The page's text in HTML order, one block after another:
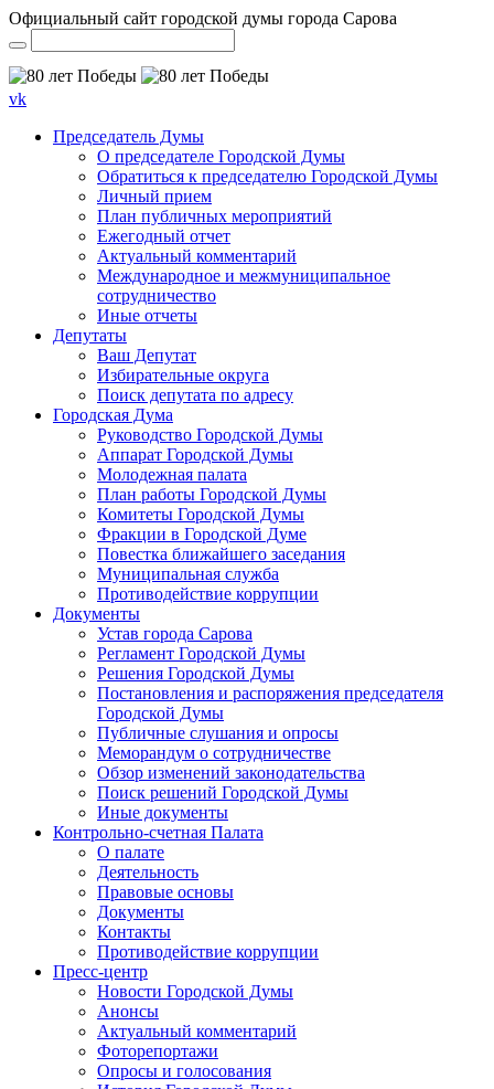
Официальный сайт городской думы города Сарова
vk
Председатель Думы
О председателе Городской Думы
Обратиться к председателю Городской Думы
Личный прием
План публичных мероприятий
Ежегодный отчет
Актуальный комментарий
Международное и межмуниципальное
сотрудничество
Иные отчеты
Депутаты
Ваш Депутат
Избирательные округа
Поиск депутата по адресу
Городская Дума
Руководство Городской Думы
Аппарат Городской Думы
Молодежная палата
План работы Городской Думы
Комитеты Городской Думы
Фракции в Городской Думе
Повестка ближайшего заседания
Муниципальная служба
Противодействие коррупции
Документы
Устав города Сарова
Регламент Городской Думы
Решения Городской Думы
Постановления и распоряжения председателя
Городской Думы
Публичные слушания и опросы
Меморандум о сотрудничестве
Обзор изменений законодательства
Поиск решений Городской Думы
Иные документы
Контрольно-счетная Палата
О палате
Деятельность
Правовые основы
Документы
Контакты
Противодействие коррупции
Пресс-центр
Новости Городской Думы
Анонсы
Актуальный комментарий
Фоторепортажи
Опросы и голосования